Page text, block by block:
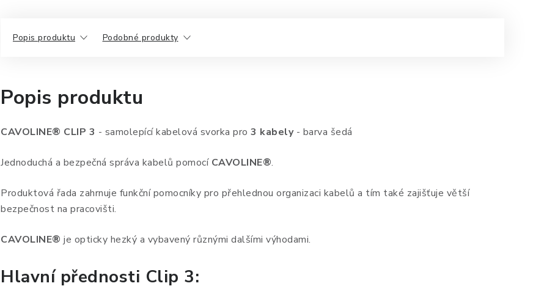
Popis produktu Podobné produkty
Popis produktu
CAVOLINE® CLIP 3 - samolepící kabelová svorka pro 3 kabely- barva šedá
Jednoduchá a bezpečná správa kabelů pomocí CAVOLINE®.
Produktová řada zahrnuje funkční pomocníky pro přehlednou organizaci kabelů a tím také zajišťuje větší
bezpečnost na pracovišti.
CAVOLINE® je opticky hezký a vybavený různými dalšími výhodami.
Hlavní přednosti Clip 3: